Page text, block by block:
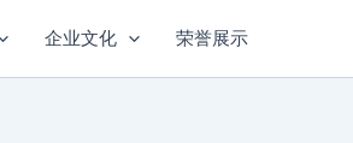
企业文化 荣誉展示